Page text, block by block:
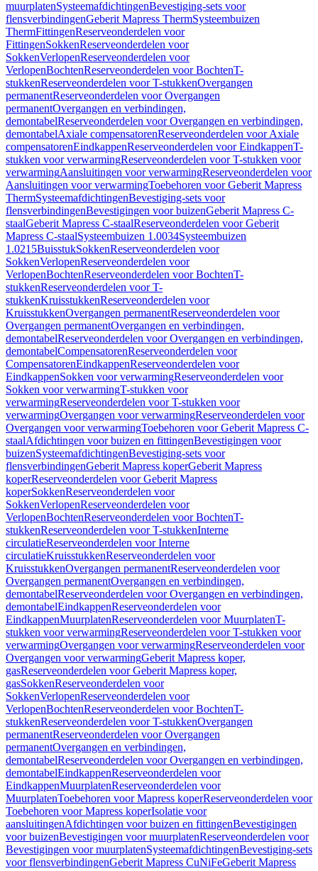
muurplatenSysteemafdichtingenBevestiging-sets voor
flensverbindingenGeberit Mapress ThermSysteembuizen
ThermFittingenReserveonderdelen voor
FittingenSokkenReserveonderdelen voor
SokkenVerlopenReserveonderdelen voor
VerlopenBochtenReserveonderdelen voor BochtenT-
stukkenReserveonderdelen voor T-stukkenOvergangen
permanentReserveonderdelen voor Overgangen
permanentOvergangen en verbindingen,
demontabelReserveonderdelen voor Overgangen en verbindingen,
demontabelAxiale compensatorenReserveonderdelen voor Axiale
compensatorenEindkappenReserveonderdelen voor EindkappenT-
stukken voor verwarmingReserveonderdelen voor T-stukken voor
verwarmingAansluitingen voor verwarmingReserveonderdelen voor
Aansluitingen voor verwarmingToebehoren voor Geberit Mapress
ThermSysteemafdichtingenBevestiging-sets voor
flensverbindingenBevestigingen voor buizenGeberit Mapress C-
staalGeberit Mapress C-staalReserveonderdelen voor Geberit
Mapress C-staalSysteembuizen 1.0034Systeembuizen
1.0215BuisstukSokkenReserveonderdelen voor
SokkenVerlopenReserveonderdelen voor
VerlopenBochtenReserveonderdelen voor BochtenT-
stukkenReserveonderdelen voor T-
stukkenKruisstukkenReserveonderdelen voor
KruisstukkenOvergangen permanentReserveonderdelen voor
Overgangen permanentOvergangen en verbindingen,
demontabelReserveonderdelen voor Overgangen en verbindingen,
demontabelCompensatorenReserveonderdelen voor
CompensatorenEindkappenReserveonderdelen voor
EindkappenSokken voor verwarmingReserveonderdelen voor
Sokken voor verwarmingT-stukken voor
verwarmingReserveonderdelen voor T-stukken voor
verwarmingOvergangen voor verwarmingReserveonderdelen voor
Overgangen voor verwarmingToebehoren voor Geberit Mapress C-
staalAfdichtingen voor buizen en fittingenBevestigingen voor
buizenSysteemafdichtingenBevestiging-sets voor
flensverbindingenGeberit Mapress koperGeberit Mapress
koperReserveonderdelen voor Geberit Mapress
koperSokkenReserveonderdelen voor
SokkenVerlopenReserveonderdelen voor
VerlopenBochtenReserveonderdelen voor BochtenT-
stukkenReserveonderdelen voor T-stukkenInterne
circulatieReserveonderdelen voor Interne
circulatieKruisstukkenReserveonderdelen voor
KruisstukkenOvergangen permanentReserveonderdelen voor
Overgangen permanentOvergangen en verbindingen,
demontabelReserveonderdelen voor Overgangen en verbindingen,
demontabelEindkappenReserveonderdelen voor
EindkappenMuurplatenReserveonderdelen voor MuurplatenT-
stukken voor verwarmingReserveonderdelen voor T-stukken voor
verwarmingOvergangen voor verwarmingReserveonderdelen voor
Overgangen voor verwarmingGeberit Mapress koper,
gasReserveonderdelen voor Geberit Mapress koper,
gasSokkenReserveonderdelen voor
SokkenVerlopenReserveonderdelen voor
VerlopenBochtenReserveonderdelen voor BochtenT-
stukkenReserveonderdelen voor T-stukkenOvergangen
permanentReserveonderdelen voor Overgangen
permanentOvergangen en verbindingen,
demontabelReserveonderdelen voor Overgangen en verbindingen,
demontabelEindkappenReserveonderdelen voor
EindkappenMuurplatenReserveonderdelen voor
MuurplatenToebehoren voor Mapress koperReserveonderdelen voor
Toebehoren voor Mapress koperIsolatie voor
aansluitingenAfdichtingen voor buizen en fittingenBevestigingen
voor buizenBevestigingen voor muurplatenReserveonderdelen voor
Bevestigingen voor muurplatenSysteemafdichtingenBevestiging-sets
voor flensverbindingenGeberit Mapress CuNiFeGeberit Mapress